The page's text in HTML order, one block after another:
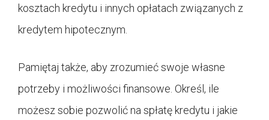
kosztach kredytu i innych opłatach związanych z
kredytem hipotecznym.
Pamiętaj także, aby zrozumieć swoje własne
potrzeby i możliwości finansowe. Określ, ile
możesz sobie pozwolić na spłatę kredytu i jakie